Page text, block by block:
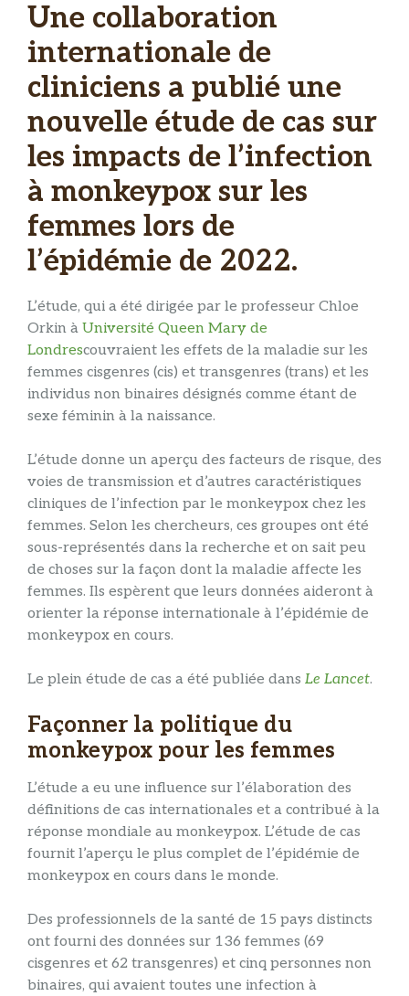
Une collaboration
internationale de
cliniciens a publié une
nouvelle étude de cas sur
les impacts de l’infection
à monkeypox sur les
femmes lors de
l’épidémie de 2022.
L’étude, qui a été dirigée par le professeur Chloe
Orkin à Université Queen Mary de
Londrescouvraient les effets de la maladie sur les
femmes cisgenres (cis) et transgenres (trans) et les
individus non binaires désignés comme étant de
sexe féminin à la naissance.
L’étude donne un aperçu des facteurs de risque, des
voies de transmission et d’autres caractéristiques
cliniques de l’infection par le monkeypox chez les
femmes. Selon les chercheurs, ces groupes ont été
sous-représentés dans la recherche et on sait peu
de choses sur la façon dont la maladie affecte les
femmes. Ils espèrent que leurs données aideront à
orienter la réponse internationale à l’épidémie de
monkeypox en cours.
Le plein étude de cas a été publiée dans Le Lancet.
Façonner la politique du
monkeypox pour les femmes
L’étude a eu une influence sur l’élaboration des
définitions de cas internationales et a contribué à la
réponse mondiale au monkeypox. L’étude de cas
fournit l’aperçu le plus complet de l’épidémie de
monkeypox en cours dans le monde.
Des professionnels de la santé de 15 pays distincts
ont fourni des données sur 136 femmes (69
cisgenres et 62 transgenres) et cinq personnes non
binaires, qui avaient toutes une infection à